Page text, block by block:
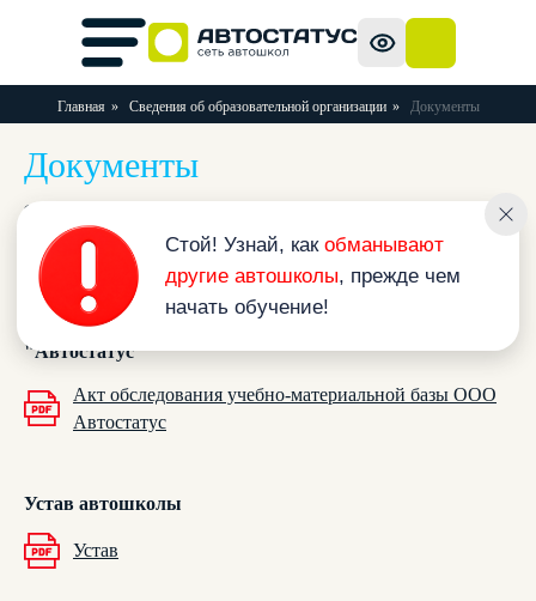
Стой! Узнай, как
Главная » Сведения об образовательной организации » Документы
Документы
Заключения ГИБДД о соответствии УМБ установленным
требованиям
Акт обследования учебно - материальной базы ООО
"Автостатус"
Акт обследования учебно-материальной базы ООО
Автостатус
Устав автошколы
Устав